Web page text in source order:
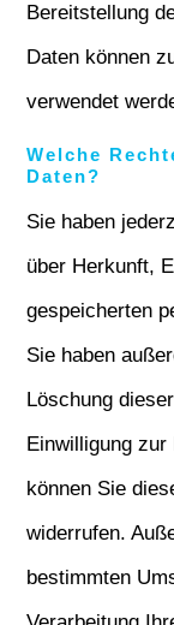
Bereitstellung
Daten können
verwendet
Welche
Daten?
Sie haben
über Herkunft,
gespeicherten
Sie haben
Löschung
Einwilligung zur
können Sie
widerrufen.
bestimmten